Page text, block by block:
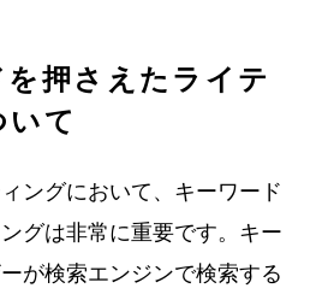
を押さえたライテ
いて
ングにおいて、キーワード
グは非常に重要です。キー
が検索エンジンで検索する